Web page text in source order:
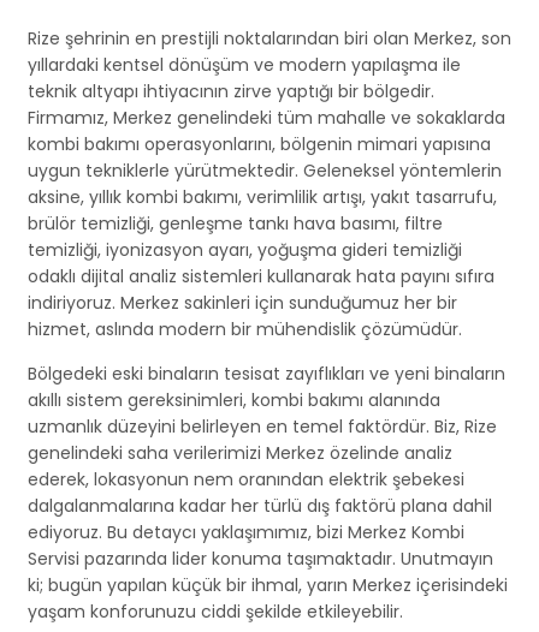
Rize şehrinin en prestijli noktalarından biri olan Merkez, son
yıllardaki kentsel dönüşüm ve modern yapılaşma ile
teknik altyapı ihtiyacının zirve yaptığı bir bölgedir.
Firmamız, Merkez genelindeki tüm mahalle ve sokaklarda
kombi bakımı operasyonlarını, bölgenin mimari yapısına
uygun tekniklerle yürütmektedir. Geleneksel yöntemlerin
aksine, yıllık kombi bakımı, verimlilik artışı, yakıt tasarrufu,
brülör temizliği, genleşme tankı hava basımı, filtre
temizliği, iyonizasyon ayarı, yoğuşma gideri temizliği
odaklı dijital analiz sistemleri kullanarak hata payını sıfıra
indiriyoruz. Merkez sakinleri için sunduğumuz her bir
hizmet, aslında modern bir mühendislik çözümüdür.
Bölgedeki eski binaların tesisat zayıflıkları ve yeni binaların
akıllı sistem gereksinimleri, kombi bakımı alanında
uzmanlık düzeyini belirleyen en temel faktördür. Biz, Rize
genelindeki saha verilerimizi Merkez özelinde analiz
ederek, lokasyonun nem oranından elektrik şebekesi
dalgalanmalarına kadar her türlü dış faktörü plana dahil
ediyoruz. Bu detaycı yaklaşımımız, bizi Merkez Kombi
Servisi pazarında lider konuma taşımaktadır. Unutmayın
ki; bugün yapılan küçük bir ihmal, yarın Merkez içerisindeki
yaşam konforunuzu ciddi şekilde etkileyebilir.